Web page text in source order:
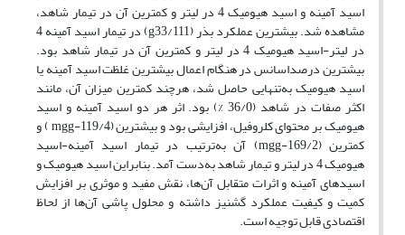
اسید آمینه و اسید هیومیک 4 در لیتر و کمترین آن در تیمار شاهد،
مشاهده شد. بیشترین عملکرد بذر (g33/111) در تیمار اسید آمینه 4
در لیتر-اسید هیومیک 4 در لیتر و کمترین آن در تیمار شاهد بود.
بیشترین درصد‌اسانس در هنگام اعمال بیشترین غلظت اسید آمینه یا
اسید هیومیک به‌تنهایی حاصل شد، هرچند کمترین میزان آن، مانند
اکثر صفات در شاهد (36/0 %) بود. اثر هر دو اسید آمینه و اسید
هیومیک بر محتوای کلروفیل، افزایشی بود و بیشترین (mgg-119/4 ) و
کمترین (mgg-169/2) آن به‌ترتیب در تیمار اسید آمینه-اسید
هیومیک 4 در لیتر و تیمار شاهد به‌دست آمد. بنابراین اسید هیومیک و
اسیدهای آمینه و اثرات متقابل آن‌ها، نقش مفید و موثری بر افزایش
کمیت و کیفیت عملکرد گشنیز داشته و محلول پاشی آن‌ها از لحاظ
اقتصادی قابل توجیه است.